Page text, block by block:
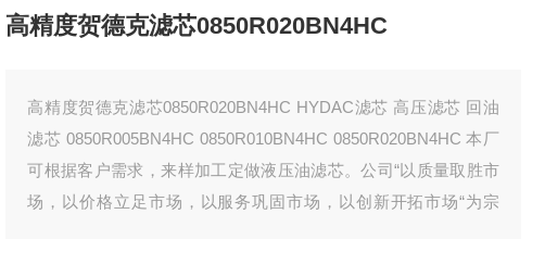
高精度贺德克滤芯0850R020BN4HC
高精度贺德克滤芯0850R020BN4HC HYDAC滤芯 高压滤芯 回油
滤芯 0850R005BN4HC 0850R010BN4HC 0850R020BN4HC 本厂
可根据客户需求，来样加工定做液压油滤芯。公司“以质量取胜市
场，以价格立足市场，以服务巩固市场，以创新开拓市场“为宗